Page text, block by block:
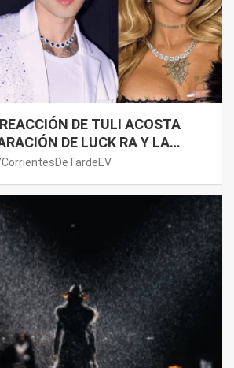
DE TULI ACOSTA
DE LUCK RA Y LA
CorrientesDeTardeEV